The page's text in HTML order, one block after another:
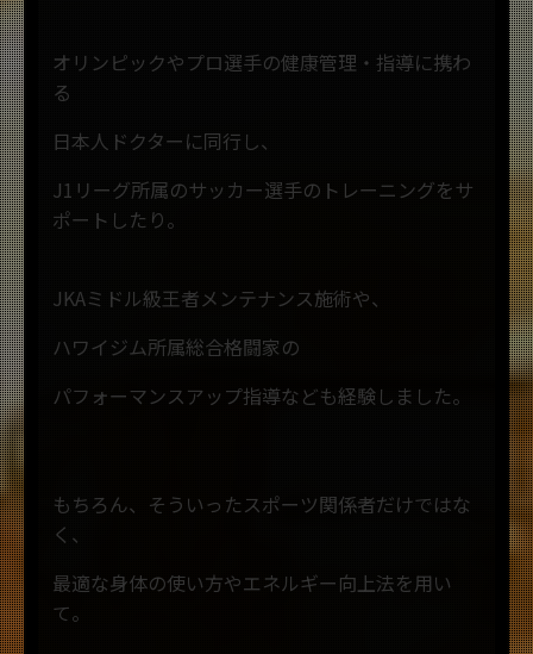
オリンピックやプロ選手の健康管理・指導に携わ
る
日本人ドクターに同行し、
J1リーグ所属のサッカー選手のトレーニングをサ
ポートしたり。
JKAミドル級王者メンテナンス施術や、
ハワイジム所属総合格闘家の
パフォーマンスアップ指導なども経験しました。
もちろん、そういったスポーツ関係者だけではな
く、
最適な身体の使い方やエネルギー向上法を用い
て。